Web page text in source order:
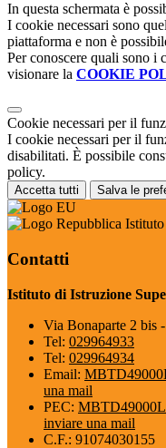
In questa schermata è
I cookie necessari sono
piattaforma e non è
Per conoscere quali sono i
visionare la COOKIE
Cookie necessari per il
I cookie necessari per il
disabilitati. È possibile
policy.
Accetta tutti Salva le
Contatti
Istituto di Istruzione
Via Bonaparte 2 bis
Tel: 029964933
Tel: 029964934
Email:
una mail
PEC:
inviare una mail
C.F.: 91074030155